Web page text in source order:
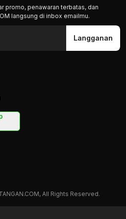
promo, penawaran terbatas, dan
langsung di inbox emailmu.
Langganan
All Rights Reserved.